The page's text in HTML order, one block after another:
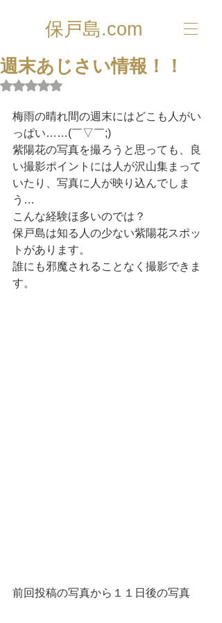
保戸島.com
週末あじさい情報！！
5つ星のうちNaNと評価されています。
梅雨の晴れ間の週末にはどこも人がい
っぱい……(￣▽￣;)
紫陽花の写真を撮ろうと思っても、良
い撮影ポイントには人が沢山集まって
いたり、写真に人が映り込んでしま
う…
こんな経験ほ多いのでは？
保戸島は知る人の少ない紫陽花スポッ
トがあります。
誰にも邪魔されることなく撮影できま
す。
前回投稿の写真から１１日後の写真